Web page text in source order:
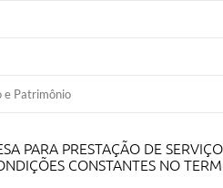
e Patrimônio
PARA PRESTAÇÃO DE
CONSTANTES NO